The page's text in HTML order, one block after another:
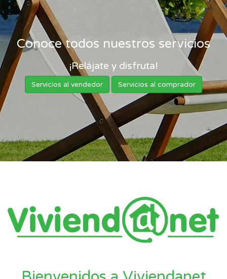
Conoce todos nuestros servicios
¡Relájate y disfruta!
Servicios al vendedor Servicios al comprador